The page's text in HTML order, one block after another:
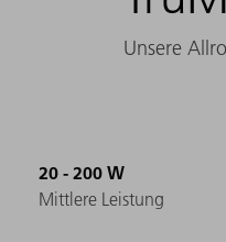
Unsere
20 - 200 W
Mittlere Leistung